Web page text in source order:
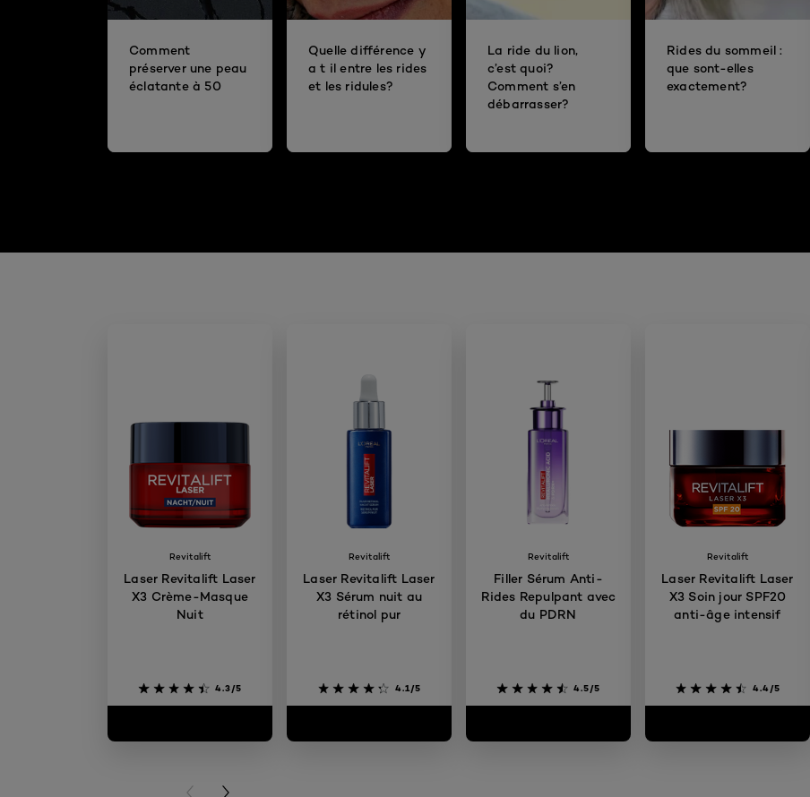
Comment
préserver une peau
éclatante à 50
Quelle différence y
a t il entre les rides
et les ridules?
La ride du lion,
c’est quoi?
Comment s’en
débarrasser?
Rides du sommeil :
que sont-elles
exactement?
Revitalift
Laser Revitalift Laser
X3 Crème-Masque
Nuit
4.3/5
Revitalift
Laser Revitalift Laser
X3 Sérum nuit au
rétinol pur
4.1/5
Revitalift
Filler Sérum Anti-
Rides Repulpant avec
du PDRN
4.5/5
Revitalift
Laser Revitalift Laser
X3 Soin jour SPF20
anti-âge intensif
4.4/5